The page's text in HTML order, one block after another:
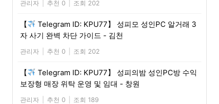
관리자 추천 0 조회 202
【
Telegram ID: KPU77】 성피모 성인PC 알거래 3
자 사기 완벽 차단 가이드 - 김천
관리자 추천 0 조회 202
【
Telegram ID: KPU77】 성피의밤 성인PC방 수익
보장형 매장 위탁 운영 및 임대 - 창원
관리자 추천 0 조회 189